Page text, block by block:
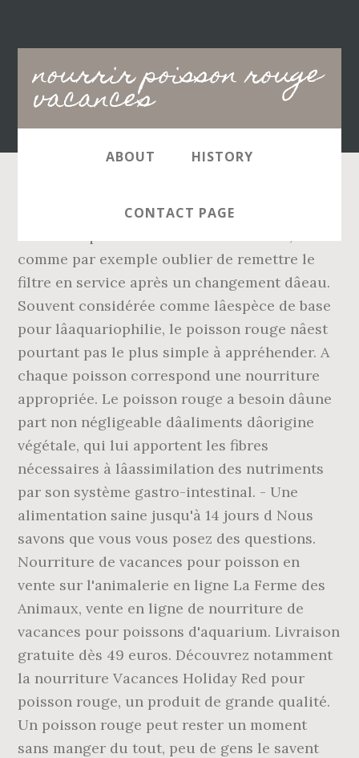
nourrir poisson rouge
vacances
Main
navigation
ABOUT HISTORY
CONTACT PAGE
Dâune part, câest toujours dans ce genre de
comme par exemple oublier de remettre le
filtre en service après un changement dâeau.
Souvent considérée comme lâespèce de base
pour lâaquariophilie, le poisson rouge nâest
pourtant pas le plus simple à appréhender. A
chaque poisson correspond une nourriture
appropriée. Le poisson rouge a besoin dâune
part non négligeable dâaliments dâorigine
végétale, qui lui apportent les fibres
nécessaires à lâassimilation des nutriments
par son système gastro-intestinal. - Une
alimentation saine jusqu'à 14 jours d Nous
savons que vous vous posez des questions.
Nourriture de vacances pour poisson en
vente sur l'animalerie en ligne La Ferme des
Animaux, vente en ligne de nourriture de
vacances pour poissons d'aquarium. Livraison
gratuite dès 49 euros. Découvrez notamment
la nourriture Vacances Holiday Red pour
poisson rouge, un produit de grande qualité.
Un poisson rouge peut rester un moment
sans manger du tout, peu de gens le savent